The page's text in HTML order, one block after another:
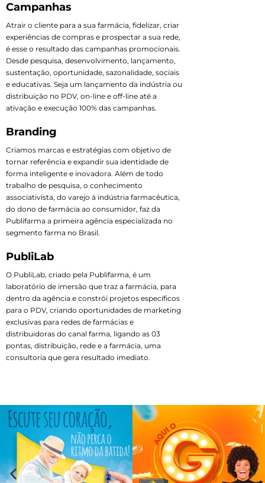
Campanhas
Atrair o cliente para a sua farmácia, fidelizar, criar
experiências de compras e prospectar a sua rede,
é esse o resultado das campanhas promocionais.
Desde pesquisa, desenvolvimento, lançamento,
sustentação, oportunidade, sazonalidade, sociais
e educativas. Seja um lançamento da indústria ou
distribuição no PDV, on-line e off-line até a
ativação e execução 100% das campanhas.
Branding
Criamos marcas e estratégias com objetivo de
tornar referência e expandir sua identidade de
forma inteligente e inovadora. Além de todo
trabalho de pesquisa, o conhecimento
associativista, do varejo à indústria farmacêutica,
do dono de farmácia ao consumidor, faz da
Publifarma a primeira agência especializada no
segmento farma no Brasil.
PubliLab
O PubliLab, criado pela Publifarma, é um
laboratório de imersão que traz a farmácia, para
dentro da agência e constrói projetos específicos
para o PDV, criando oportunidades de marketing
exclusivas para redes de farmácias e
distribuidoras do canal farma, ligando as 03
pontas, distribuição, rede e a farmácia, uma
consultoria que gera resultado imediato.